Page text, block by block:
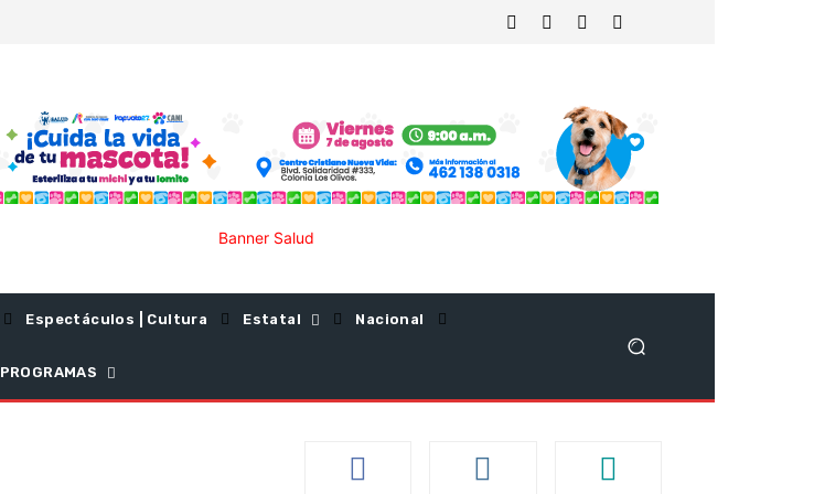
Espectáculos | Cultura Estatal Nacional
PROGRAMAS